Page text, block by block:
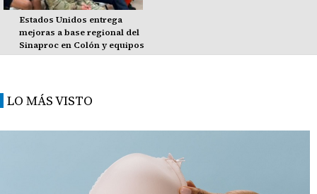
Estados Unidos entrega
mejoras a base regional del
Sinaproc en Colón y equipos
LO MÁS VISTO